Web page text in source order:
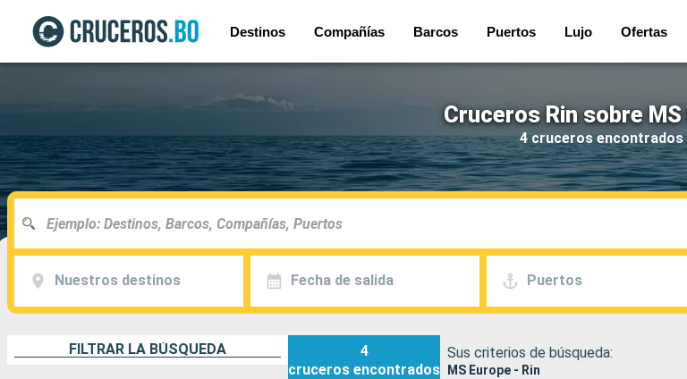
Destinos Compañías Barcos Puertos Lujo Ofertas
Cruceros Rin sobre MS
4 cruceros encontrados
Nuestros destinos Fecha de salida Puertos
FILTRAR LA BÚSQUEDA
4
cruceros encontrados
Sus criterios de búsqueda:
MS Europe - Rin